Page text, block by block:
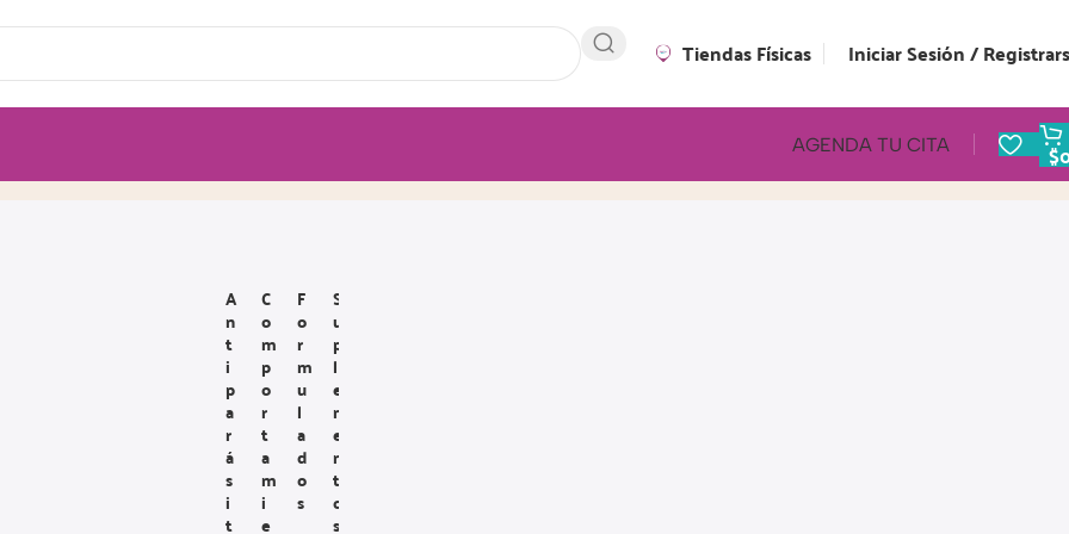
Tiendas Físicas Iniciar Sesión /
AGENDA TU CITA $
A
N
T
I
P
A
R
Á
S
I
T
C
O
M
P
O
R
T
A
M
I
E
F
O
R
M
U
L
A
D
O
S
S
U
P
L
E
M
E
N
T
O
S